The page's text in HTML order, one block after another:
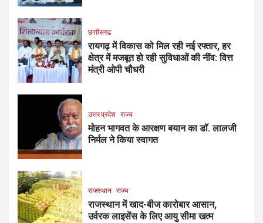
छत्तीसगढ
रायगढ़ में विकास को मिल रही नई रफ्तार, हर
क्षेत्र में मजबूत हो रही सुविधाओं की नींव: वित्त
मंत्री ओपी चौधरी
उत्तर प्रदेश राज्य
मोहन भागवत के आरक्षण बयान का डॉ. लालजी
निर्मल ने किया स्वागत
राजस्थान राज्य
राजस्थान में खाद-बीज कारोबार आसान,
उर्वरक लाइसेंस के लिए आयु सीमा खत्म